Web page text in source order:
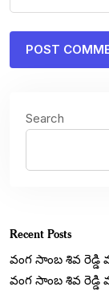
Search
Recent Posts
వంగ సాంబ శివ
వంగ సాంబ శివ